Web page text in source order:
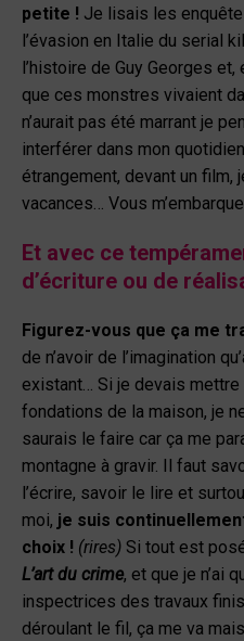
petite ! Je lisais les
l’évasion en Italie du serial
l’histoire de Guy Georges et,
que ces monstres vivaient
n’aurait pas été marrant je
interférer dans mon
étrangement, devant un
vacances… Vous
Et avec ce
d’écriture ou de
Figurez-vous que ça me
de n’avoir de l’imagination
existant… Si je devais
fondations de la maison, je
saurais le faire car ça me
montagne à gravir. Il faut
l’écrire, savoir le lire et
moi, je suis
choix ! (rires) Si tout est
L’art du crime, et que je n’ai
inspectrices des travaux
déroulant le fil, ça me va